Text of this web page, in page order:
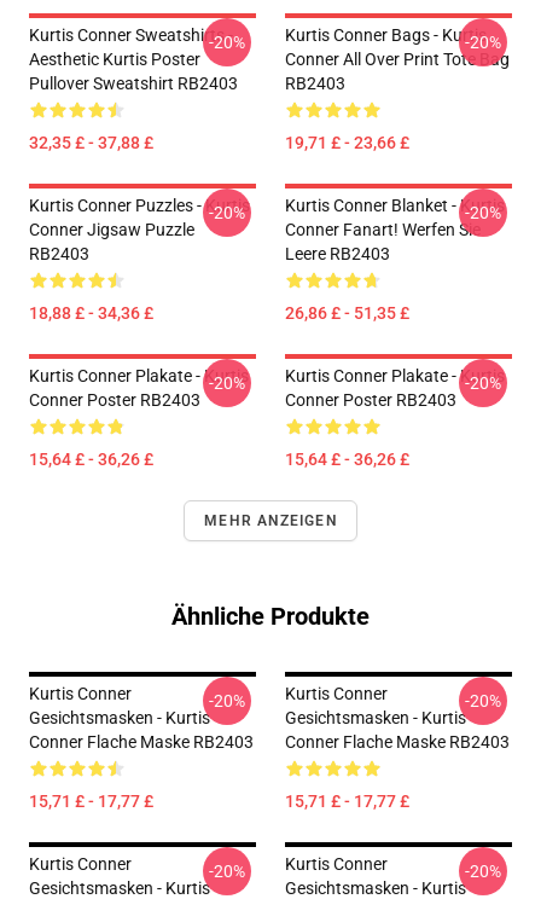
Kurtis Conner Sweatshirts -
Aesthetic Kurtis Poster
Pullover Sweatshirt RB2403
32,35 £ - 37,88 £
-20%
Kurtis Conner Bags - Kurtis
Conner All Over Print Tote Bag
RB2403
19,71 £ - 23,66 £
-20%
Kurtis Conner Puzzles - Kurtis
Conner Jigsaw Puzzle
RB2403
18,88 £ - 34,36 £
-20%
Kurtis Conner Blanket - Kurtis
Conner Fanart! Werfen Sie
Leere RB2403
26,86 £ - 51,35 £
-20%
Kurtis Conner Plakate - Kurtis
Conner Poster RB2403
15,64 £ - 36,26 £
-20%
Kurtis Conner Plakate - Kurtis
Conner Poster RB2403
15,64 £ - 36,26 £
-20%
MEHR ANZEIGEN
Ähnliche Produkte
Kurtis Conner
Gesichtsmasken - Kurtis
Conner Flache Maske RB2403
15,71 £ - 17,77 £
-20%
Kurtis Conner
Gesichtsmasken - Kurtis
Conner Flache Maske RB2403
15,71 £ - 17,77 £
-20%
Kurtis Conner
Gesichtsmasken - Kurtis
-20%
Kurtis Conner
Gesichtsmasken - Kurtis
-20%